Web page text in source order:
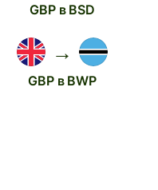
GBP в BSD
→
GBP в BWP